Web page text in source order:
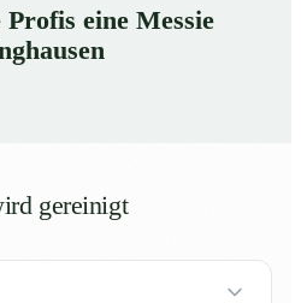
eine Messie
gereinigt